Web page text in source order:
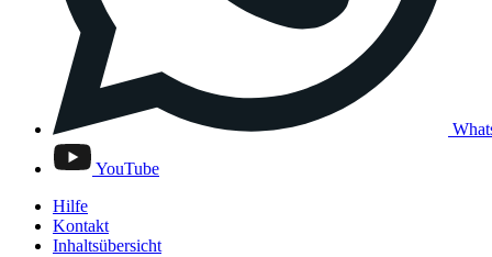
YouTube
Hilfe
Kontakt
Inhaltsübersicht